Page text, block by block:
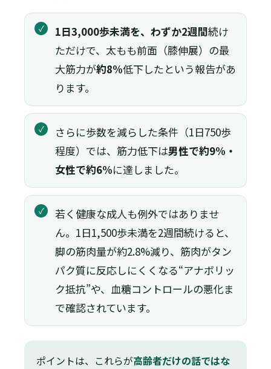
✓ 1日3,000歩未満を、わずか2週間続け
ただけで、太もも前面（膝伸展）の最
大筋力が約8%低下したという報告があ
ります。
✓
さらに歩数を減らした条件（1日750歩
程度）では、筋力低下は男性で約9%・
女性で約6%に達しました。
✓
若く健康な成人も例外ではありませ
ん。1日1,500歩未満を2週間続けると、
脚の筋肉量が約2.8%減り、筋肉がタン
パク質に反応しにくくなる“アナボリッ
ク抵抗”や、血糖コントロールの悪化ま
で確認されています。
ポイントは、これらが高齢者だけの話ではな